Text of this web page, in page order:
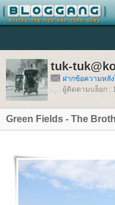
tuk-
ฝากข้อความหลั
ผู้ติดตามบล็อก :
Green Fields - The